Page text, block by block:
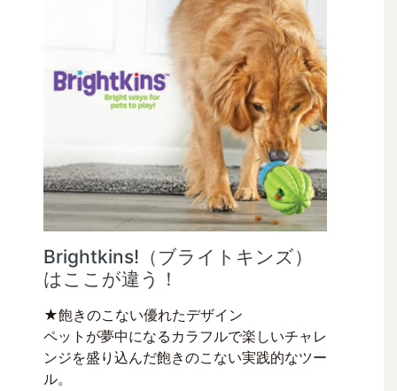
Brightkins!（ブライトキンズ）
はここが違う！
★飽きのこない優れたデザイン
ペットが夢中になるカラフルで楽しいチャレ
ンジを盛り込んだ飽きのこない実践的なツー
ル。